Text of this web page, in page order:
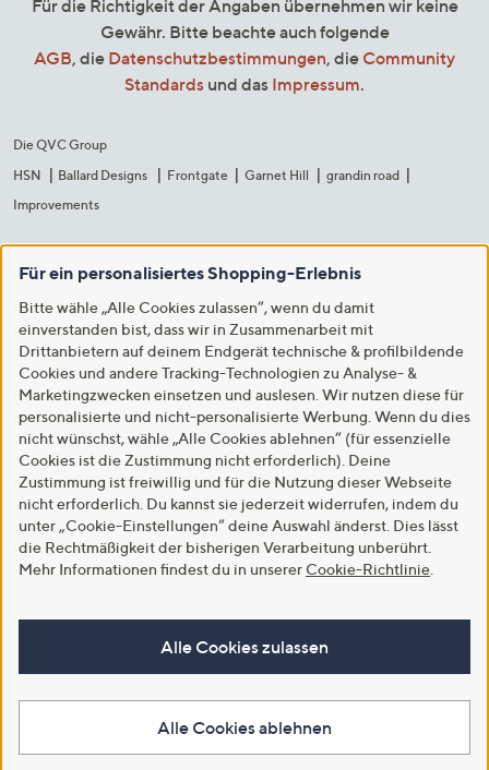
Für die Richtigkeit der Angaben übernehmen wir keine
Gewähr. Bitte beachte auch folgende
AGB, die Datenschutzbestimmungen, die Community
Standards und das Impressum.
Die QVC Group
HSN
Ballard Designs Frontgate Garnet Hill
grandin road
Improvements
Für ein personalisiertes Shopping-Erlebnis
Bitte wähle „Alle Cookies zulassen“, wenn du damit
einverstanden bist, dass wir in Zusammenarbeit mit
Drittanbietern auf deinem Endgerät technische & profilbildende
Cookies und andere Tracking-Technologien zu Analyse- &
Marketingzwecken einsetzen und auslesen. Wir nutzen diese für
personalisierte und nicht-personalisierte Werbung. Wenn du dies
nicht wünschst, wähle „Alle Cookies ablehnen“ (für essenzielle
Cookies ist die Zustimmung nicht erforderlich). Deine
Zustimmung ist freiwillig und für die Nutzung dieser Webseite
nicht erforderlich. Du kannst sie jederzeit widerrufen, indem du
unter „Cookie-Einstellungen“ deine Auswahl änderst. Dies lässt
die Rechtmäßigkeit der bisherigen Verarbeitung unberührt.
Mehr Informationen findest du in unserer Cookie-Richtlinie
Alle Cookies zulassen
Alle Cookies ablehnen